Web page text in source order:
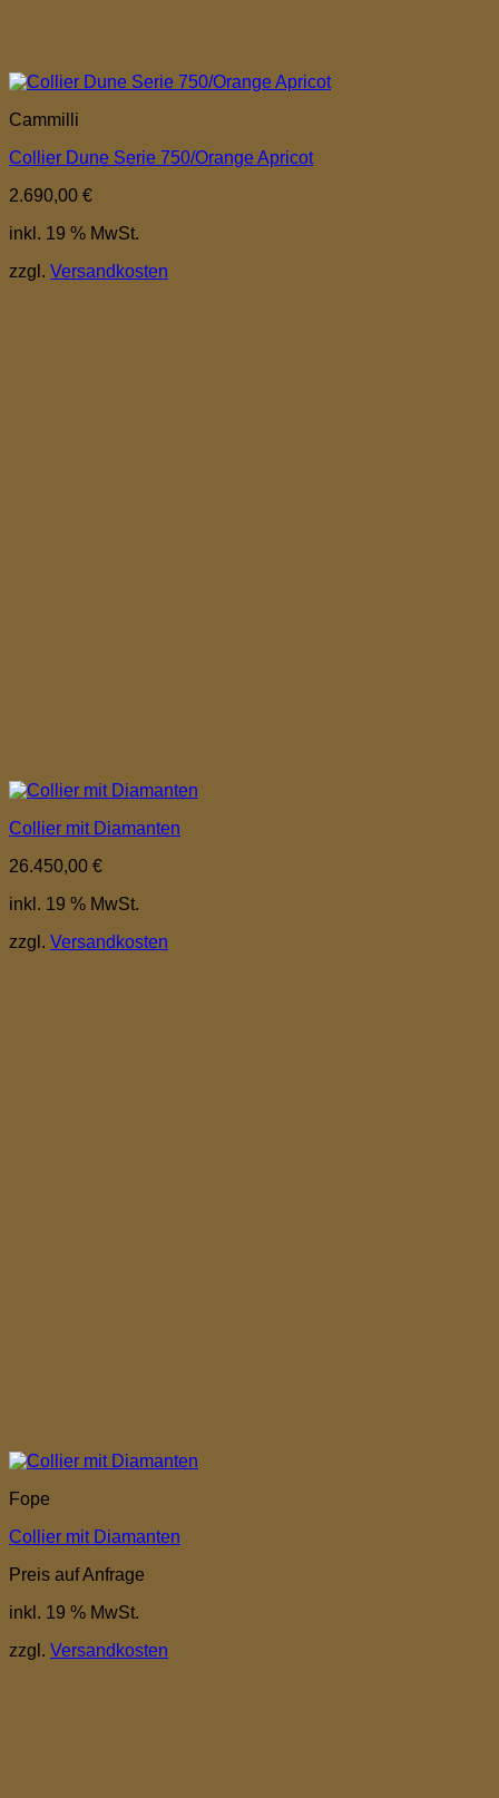
Cammilli
Collier Dune Serie 750/Orange Apricot
2.690,00 €
inkl. 19 % MwSt.
zzgl. Versandkosten
Collier mit Diamanten
26.450,00 €
inkl. 19 % MwSt.
zzgl. Versandkosten
Fope
Collier mit Diamanten
Preis auf Anfrage
inkl. 19 % MwSt.
zzgl. Versandkosten